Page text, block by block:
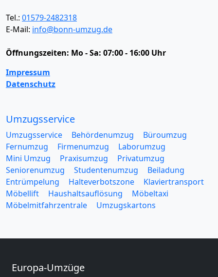
Tel.: 01579-2482318
E-Mail: info@bonn-umzug.de
Öffnungszeiten: Mo - Sa: 07:00 - 16:00 Uhr
Impressum
Datenschutz
Umzugsservice
Umzugsservice Behördenumzug
Büroumzug
Fernumzug
Firmenumzug
Laborumzug
Mini Umzug
Praxisumzug
Privatumzug
Seniorenumzug
Studentenumzug
Beiladung
Entrümpelung
Halteverbotszone
Klaviertransport
Möbellift
Haushaltsauflösung
Möbeltaxi
Möbelmitfahrzentrale
Umzugskartons
Europa-Umzüge